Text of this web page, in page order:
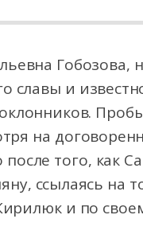
Гобозова,
славы и
на
того, как
ссылаясь на
и по